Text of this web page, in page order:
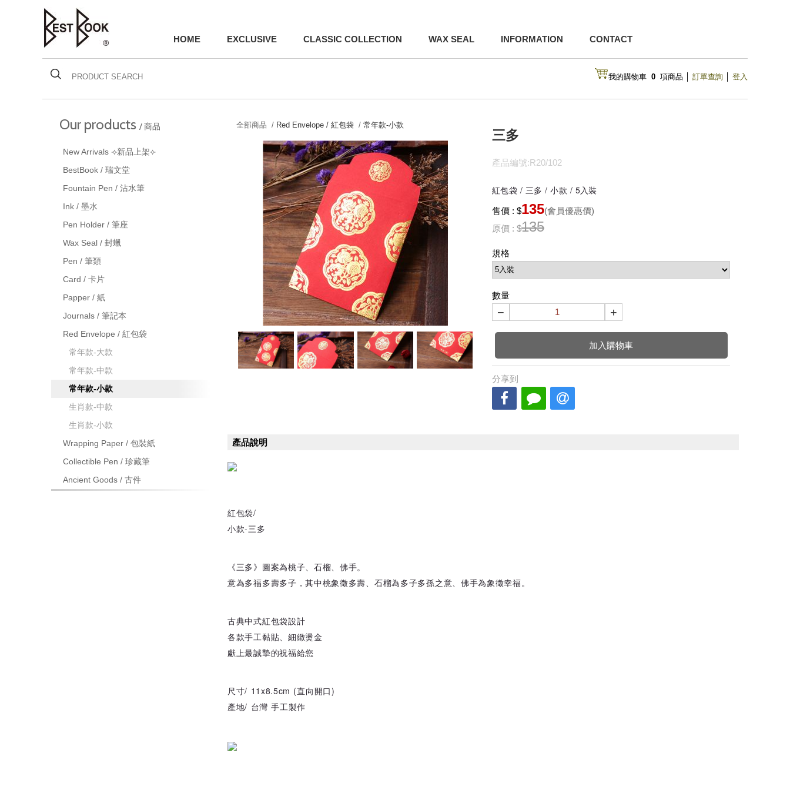
HOME EXCLUSIVE CLASSIC COLLECTION WAX SEAL INFORMATION CONTACT
我的購物車 0 項商品 訂單查詢 登入
Our products/ 商品
New Arrivals ⟢新品上架⟣
BestBook / 瑞文堂
Fountain Pen / 沾水筆
Ink / 墨水
Pen Holder / 筆座
Wax Seal / 封蠟
Pen / 筆類
Card / 卡片
Papper / 紙
Journals / 筆記本
Red Envelope / 紅包袋
常年款-大款
常年款-中款
常年款-小款
生肖款-中款
生肖款-小款
Wrapping Paper / 包裝紙
Collectible Pen / 珍藏筆
Ancient Goods / 古件
全部商品 / Red Envelope / 紅包袋 / 常年款-小款
三多
產品編號:R20/102
紅包袋 / 三多 / 小款 / 5入裝
售價 : $135(會員優惠價)
原價 : $135
規格
數量
− +
加入購物車
分享到
產品說明
紅包袋/
小款-三多
《三多》圖案為桃子、石榴、佛手。
意為多福多壽多子，其中桃象徵多壽、石榴為多子多孫之意、佛手為象徵幸福。
古典中式紅包袋設計
各款手工黏貼、細緻燙金
獻上最誠摯的祝福給您
尺寸/ 11x8.5cm (直向開口)
產地/ 台灣 手工製作